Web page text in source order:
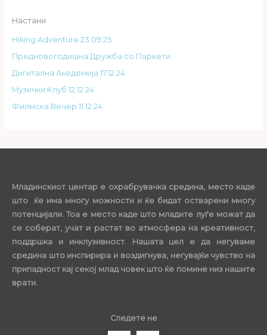
Настани
Hiking Adventure 23.09.25
Предновогодишна Дружба со Паркети
Дигитална Акедемија 17.12.24
Музички Клуб 12.12.24
Филмска Вечер 11.12.24
Младинскиот центар е охрабрувачка средина, место каде
што ќе има многу можности и ќе бидат остварени многу
потенцијали. Тоа е место каде што младите луѓе можат да
се соберат, учат и растат во атмосфера на креативност,
поддршка и инклузивност. Нашата цел е да негуваме
средина што инспирира и воздигнува, негувајќи чувство на
припадност кај секој млад човек што ќе помине низ нашите
врати.
Следете не